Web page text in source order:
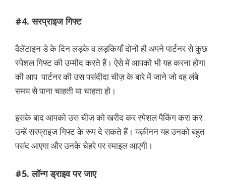
#4. सरप्राइज गिफ्ट
वैलेंटाइन डे के दिन लड़के व लड़कियाँ दोनों ही अपने पार्टनर से कुछ
स्पेशल गिफ्ट की उम्मीद करते हैं। ऐसे में आपको भी यह करना होगा
की आप पार्टनर की उस पसंदीदा चीज़ के बारे में जाने जो वह लंबे
समय से पाना चाहती या चाहता हो।
इसके बाद आपको उस चीज़ को खरीद कर स्पेशल पैकिंग करा कर
उन्हें सरप्राइज गिफ्ट के रूप दे सकते हैं। यक़ीनन यह उनको बहुत
पसंद आएगा और उनके चेहरे पर स्माइल आएगी।
#5. लॉन्ग ड्राइव पर जाए